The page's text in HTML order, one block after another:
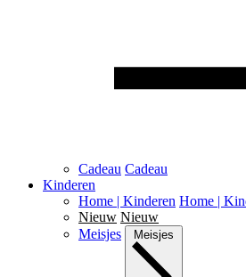
Cadeau Cadeau
Kinderen
Home | Kinderen Home |
Nieuw Nieuw
Meisjes
Meisjes